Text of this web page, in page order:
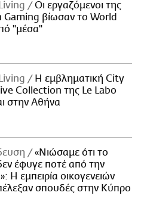
Οι εργαζόμενοι της
Gaming βίωσαν το World
"μέσα"
Η εμβληματική City
Collection της Le Labo
στην Αθήνα
«Νιώσαμε ότι το
έφυγε ποτέ από την
Η εμπειρία οικογενειών
σπουδές στην Κύπρο